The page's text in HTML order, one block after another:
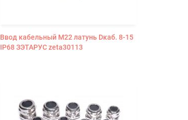
Ввод кабельный М22 латунь Dкаб. 8-15
IP68 ЗЭТАРУС zeta30113